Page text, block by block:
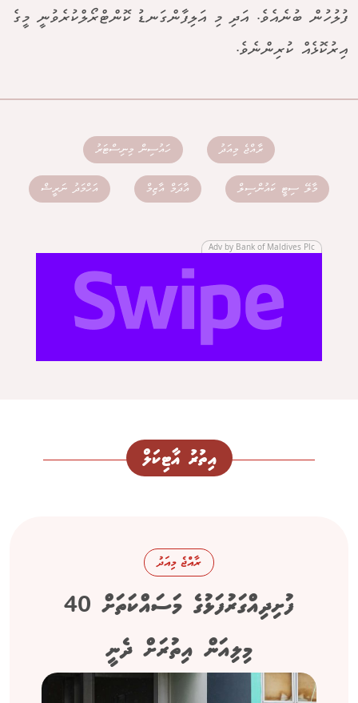
ފުލުހުން ބުނެއެވެ. އަދި މި އަލިފާންގަނޑު ކޮންޓްރޯލްކުރެވުނީ މީގެ
އިރުކޮޅެއް ކުރިންނެވެ.
ރާއްޖެ މިއަދު ހައުސިން މިނިސްޓަރު
މާލޭ ސިޓީ ކައުންސިލް އާދަމް އާޒިމް އަހްމަދު ނަރީޝް
Adv by Bank of Maldives Plc
އިތުރު އާޓިކަލް
ރާއްޖެ މިއަދު
ފުށިދިއްގަރުފަޅުގެ މަސައްކަތަށް 40
މިލިއަން އިތުރަށް ދެނީ